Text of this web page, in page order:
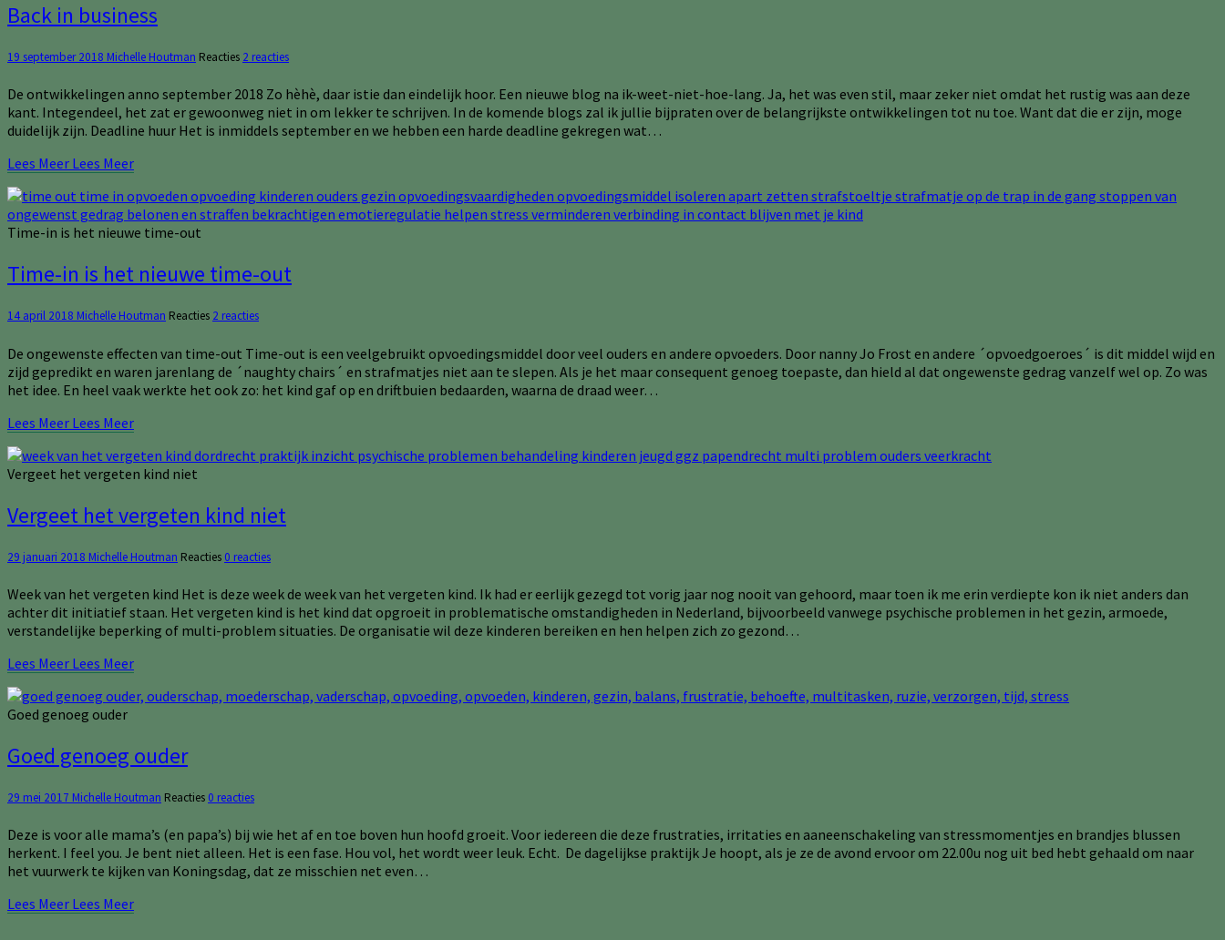
Back in business
19 september 2018 Michelle Houtman Reacties 2 reacties
De ontwikkelingen anno september 2018 Zo hèhè, daar istie dan eindelijk hoor. Een nieuwe blog na ik-weet-niet-hoe-lang. Ja, het was even stil, maar zeker niet omdat het rustig was aan deze
kant. Integendeel, het zat er gewoonweg niet in om lekker te schrijven. In de komende blogs zal ik jullie bijpraten over de belangrijkste ontwikkelingen tot nu toe. Want dat die er zijn, moge
duidelijk zijn. Deadline huur Het is inmiddels september en we hebben een harde deadline gekregen wat…
Lees Meer Lees Meer
Time-in is het nieuwe time-out
Time-in is het nieuwe time-out
14 april 2018 Michelle Houtman Reacties 2 reacties
De ongewenste effecten van time-out Time-out is een veelgebruikt opvoedingsmiddel door veel ouders en andere opvoeders. Door nanny Jo Frost en andere ´opvoedgoeroes´ is dit middel wijd en
zijd gepredikt en waren jarenlang de ´naughty chairs´ en strafmatjes niet aan te slepen. Als je het maar consequent genoeg toepaste, dan hield al dat ongewenste gedrag vanzelf wel op. Zo was
het idee. En heel vaak werkte het ook zo: het kind gaf op en driftbuien bedaarden, waarna de draad weer…
Lees Meer Lees Meer
Vergeet het vergeten kind niet
Vergeet het vergeten kind niet
29 januari 2018 Michelle Houtman Reacties 0 reacties
Week van het vergeten kind Het is deze week de week van het vergeten kind. Ik had er eerlijk gezegd tot vorig jaar nog nooit van gehoord, maar toen ik me erin verdiepte kon ik niet anders dan
achter dit initiatief staan. Het vergeten kind is het kind dat opgroeit in problematische omstandigheden in Nederland, bijvoorbeeld vanwege psychische problemen in het gezin, armoede,
verstandelijke beperking of multi-problem situaties. De organisatie wil deze kinderen bereiken en hen helpen zich zo gezond…
Lees Meer Lees Meer
Goed genoeg ouder
Goed genoeg ouder
29 mei 2017 Michelle Houtman Reacties 0 reacties
Deze is voor alle mama’s (en papa’s) bij wie het af en toe boven hun hoofd groeit. Voor iedereen die deze frustraties, irritaties en aaneenschakeling van stressmomentjes en brandjes blussen
herkent. I feel you. Je bent niet alleen. Het is een fase. Hou vol, het wordt weer leuk. Echt. De dagelijkse praktijk Je hoopt, als je ze de avond ervoor om 22.00u nog uit bed hebt gehaald om naar
het vuurwerk te kijken van Koningsdag, dat ze misschien net even…
Lees Meer Lees Meer